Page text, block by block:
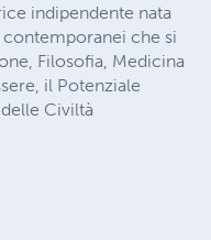
indipendente nata
che si
Filosofia, Medicina
il Potenziale
Civiltà